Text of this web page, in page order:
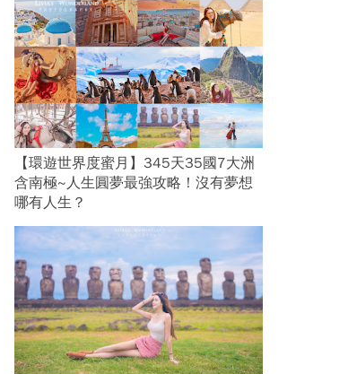
【環遊世界度蜜月】345天35國7大洲
含南極~人生圓夢最強攻略！沒有夢想
哪有人生？